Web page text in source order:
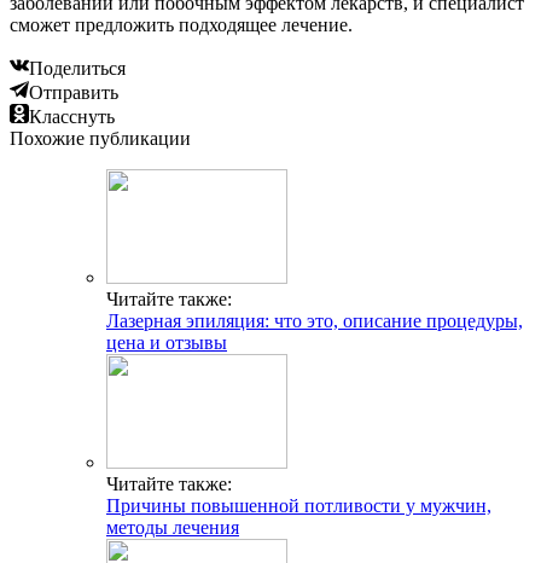
сможет предложить подходящее лечение.
Поделиться
Отправить
Класснуть
Похожие публикации
Читайте также:
Лазерная эпиляция: что это, описание процедуры,
цена и отзывы
Читайте также:
Причины повышенной потливости у мужчин,
методы лечения